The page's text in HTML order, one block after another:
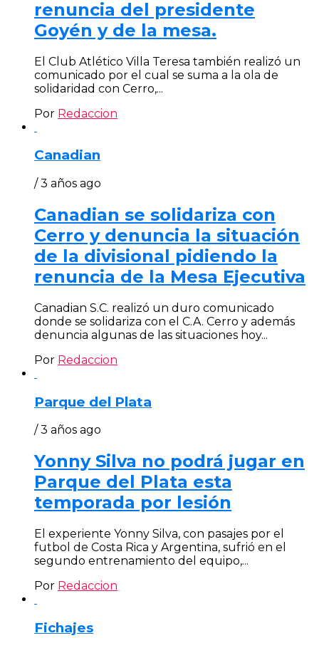
renuncia del presidente
Goyén y de la mesa.
El Club Atlético Villa Teresa también realizó un
comunicado por el cual se suma a la ola de
solidaridad con Cerro,...
Por Redaccion
Canadian
/ 3 años ago
Canadian se solidariza con
Cerro y denuncia la situación
de la divisional pidiendo la
renuncia de la Mesa Ejecutiva
Canadian S.C. realizó un duro comunicado
donde se solidariza con el C.A. Cerro y además
denuncia algunas de las situaciones hoy...
Por Redaccion
Parque del Plata
/ 3 años ago
Yonny Silva no podrá jugar en
Parque del Plata esta
temporada por lesión
El experiente Yonny Silva, con pasajes por el
futbol de Costa Rica y Argentina, sufrió en el
segundo entrenamiento del equipo,...
Por Redaccion
Fichajes